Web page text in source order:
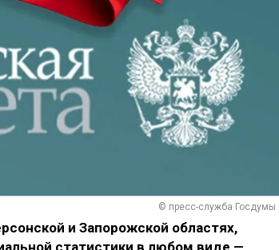
© пресс-служба Госдумы
и Запорожской областях,